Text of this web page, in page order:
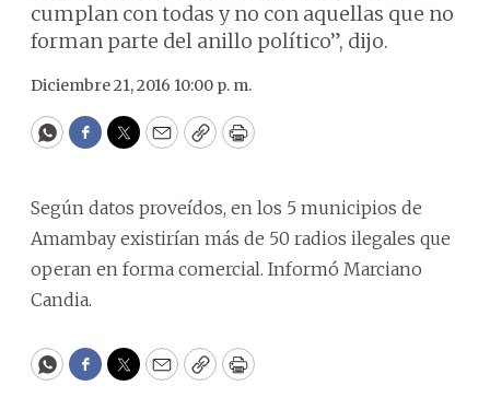
cumplan con todas y no con aquellas que no
forman parte del anillo político”, dijo.
Diciembre 21, 2016 10:00 p. m.
WhatsApp
Facebook
Twitter
EmailCopyPrint
Según datos proveídos, en los 5 municipios de
Amambay existirían más de 50 radios ilegales que
operan en forma comercial. Informó Marciano
Candia.
WhatsApp
Facebook
Twitter
EmailCopyPrint